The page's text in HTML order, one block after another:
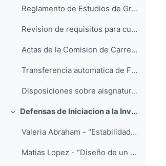
Reglamento de Estudios de Grado FCien
Revision de requisitos para cursar (=rendir examen)
Actas de la Comision de Carrera de Astronomía
Transferencia automatica de FING a FCIEN
Disposiciones sobre aisgnaturas habilitadas para examen libre
Colapsar Defensas de Iniciacion a la Investigacion
Valeria Abraham - "Estabilidad de pequeñas lunas en sistemas de planetas enanos transneptunianos. El caso de Eris - Dysnomia", octubre 2022
Matias Lopez - “Diseño de un protocolo y propuesta de observacion para establecer membresias y candidaturas en los grupos estelares jovenes del entorno solar", Junio 2022.